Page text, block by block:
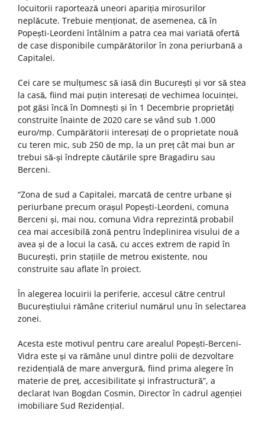
locuitorii raportează uneori apariția mirosurilor
neplăcute. Trebuie menționat, de asemenea, că în
Popești-Leordeni întâlnim a patra cea mai variată ofertă
de case disponibile cumpărătorilor în zona periurbană a
Capitalei.
Cei care se mulțumesc să iasă din București și vor să stea
la casă, fiind mai puțin interesați de vechimea locuinței,
pot găsi încă în Domnești și în 1 Decembrie proprietăți
construite înainte de 2020 care se vând sub 1.000
euro/mp. Cumpărătorii interesați de o proprietate nouă
cu teren mic, sub 250 de mp, la un preț cât mai bun ar
trebui să-și îndrepte căutările spre Bragadiru sau
Berceni.
“Zona de sud a Capitalei, marcată de centre urbane și
periurbane precum orașul Popești-Leordeni, comuna
Berceni și, mai nou, comuna Vidra reprezintă probabil
cea mai accesibilă zonă pentru îndeplinirea visului de a
avea și de a locui la casă, cu acces extrem de rapid în
București, prin stațiile de metrou existente, nou
construite sau aflate în proiect.
În alegerea locuirii la periferie, accesul către centrul
Bucureștiului rămâne criteriul numărul unu în selectarea
zonei.
Acesta este motivul pentru care arealul Popești-Berceni-
Vidra este și va rămâne unul dintre polii de dezvoltare
rezidențială de mare anvergură, fiind prima alegere în
materie de preț, accesibilitate și infrastructură”, a
declarat Ivan Bogdan Cosmin, Director în cadrul agenției
imobiliare Sud Rezidențial.